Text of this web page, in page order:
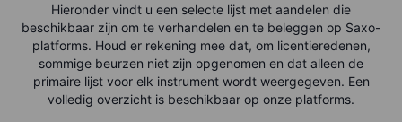
Hieronder vindt u een selecte lijst met aandelen die
beschikbaar zijn om te verhandelen en te beleggen op Saxo-
platforms. Houd er rekening mee dat, om licentieredenen,
sommige beurzen niet zijn opgenomen en dat alleen de
primaire lijst voor elk instrument wordt weergegeven. Een
volledig overzicht is beschikbaar op onze platforms.